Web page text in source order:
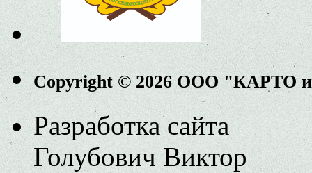
Copyright © 2026 ООО "КАРТО
Разработка сайта
Голубович Виктор